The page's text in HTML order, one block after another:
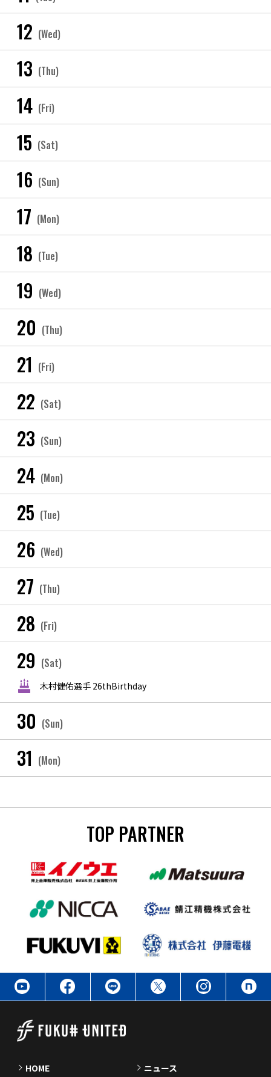
12 (Wed)
13 (Thu)
14 (Fri)
15 (Sat)
16 (Sun)
17 (Mon)
18 (Tue)
19 (Wed)
20 (Thu)
21 (Fri)
22 (Sat)
23 (Sun)
24 (Mon)
25 (Tue)
26 (Wed)
27 (Thu)
28 (Fri)
29 (Sat)
木村健佑選手 26thBirthday
30 (Sun)
31 (Mon)
TOP PARTNER
HOME ニュース